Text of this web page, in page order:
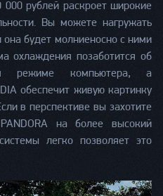
000 рублей раскроет широкие
Вы можете нагружать
будет молниеносно с ними
охлаждения позаботится об
режиме компьютера, а
обеспечит живую картинку
в перспективе вы захотите
на более высокий
легко позволяет это